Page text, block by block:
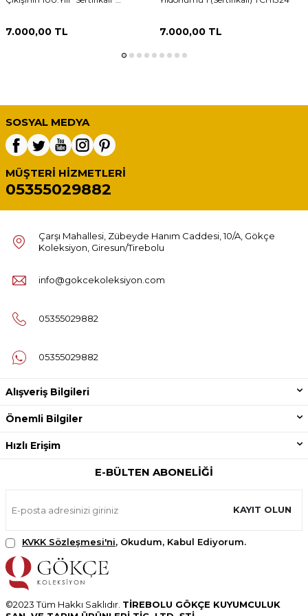
7.000,00 TL 7.000,00TL
SOSYAL MEDYA
MÜŞTERI HIZMETLERI
05355029882
Çarşı Mahallesi, Zübeyde Hanım Caddesi, 10/A, Gökçe
Koleksiyon, Giresun/Tirebolu
info@gokcekoleksiyon.com
05355029882
05355029882
Alışveriş Bilgileri
Önemli Bilgiler
Hızlı Erişim
E-BÜLTEN ABONELIĞI
KAYIT OLUN
KVKK Sözleşmesi'ni, Okudum, Kabul Ediyorum.
©2023 Tüm Hakkı Saklıdır. TİREBOLU GÖKÇE KUYUMCULUK